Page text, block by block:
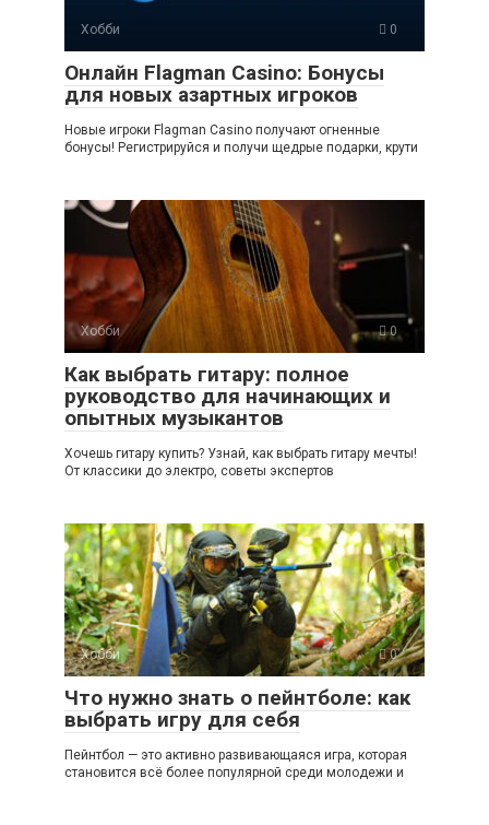
Хобби 0
Онлайн Flagman Casino: Бонусы
для новых азартных игроков
Новые игроки Flagman Casino получают огненные
бонусы! Регистрируйся и получи щедрые подарки, крути
Хобби 0
Как выбрать гитару: полное
руководство для начинающих и
опытных музыкантов
Хочешь гитару купить? Узнай, как выбрать гитару мечты!
От классики до электро, советы экспертов
Хобби 0
Что нужно знать о пейнтболе: как
выбрать игру для себя
Пейнтбол — это активно развивающаяся игра, которая
становится всё более популярной среди молодежи и